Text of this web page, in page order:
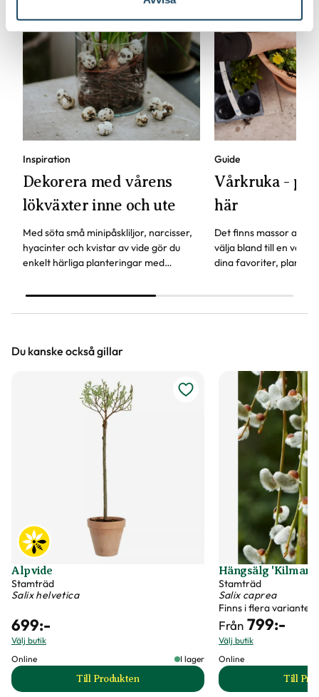
Inspiration
Dekorera med vårens
lökväxter inne och ute
Med söta små minipåskliljor, narcisser,
hyacinter och kvistar av vide gör du
enkelt härliga planteringar med
både inomhus och på trappan.
Guide
Vårkruka -
här
Det finns massor av
välja bland till en
dina favoriter,
din vårkruka klar!
Du kanske också gillar
Alpvide
Stamträd
Salix helvetica
699:-
Välj butik
Online
I lager
Till Produkten
till Alpvide produktsida
Hängsälg
Stamträd
Salix caprea
Finns i flera varianter
Från 799:-
Välj butik
Online
Till